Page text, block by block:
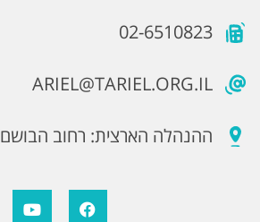
02-6510823
ARIEL@TARIEL.ORG.IL
ההנהלה הארצית: רחוב הבושם 11, גילה ירושלים